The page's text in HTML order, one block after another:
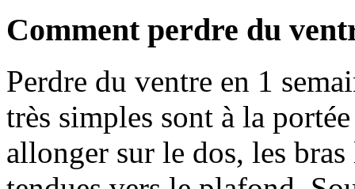
Comment perdre du
Perdre du ventre en 1
très simples sont à la
allonger sur le dos, les